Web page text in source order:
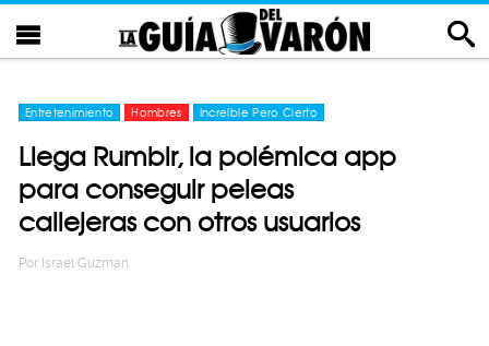
Entretenimiento Hombres Increíble Pero Cierto
Llega Rumblr, la polémica app
para conseguir peleas
callejeras con otros usuarios
Por Israel Guzman